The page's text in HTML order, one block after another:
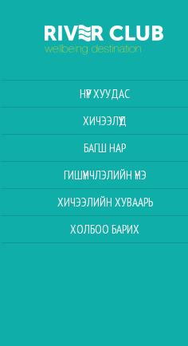
НҮҮР ХУУДАС
ХИЧЭЭЛҮҮД
БАГШ НАР
ГИШҮҮНЧЛЭЛИЙН ҮНЭ
ХИЧЭЭЛИЙН ХУВААРЬ
ХОЛБОО БАРИХ